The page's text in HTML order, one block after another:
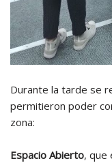
Durante la tarde se
permitieron poder
zona:
Espacio Abierto, que